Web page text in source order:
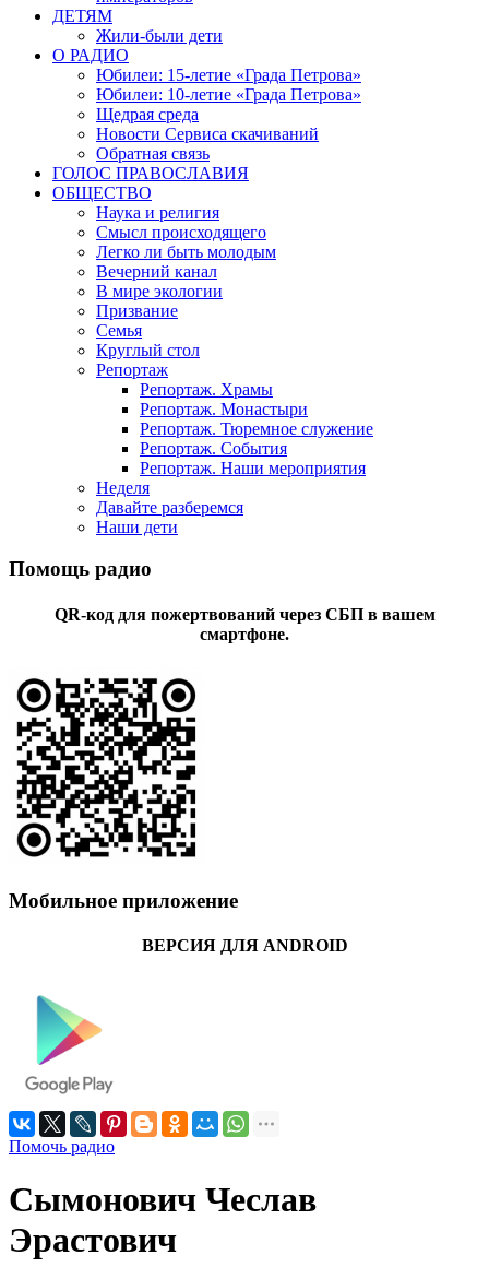
ДЕТЯМ
Жили-были дети
О РАДИО
Юбилеи: 15-летие «Града Петрова»
Юбилеи: 10-летие «Града Петрова»
Щедрая среда
Новости Сервиса скачиваний
Обратная связь
ГОЛОС ПРАВОСЛАВИЯ
ОБЩЕСТВО
Наука и религия
Смысл происходящего
Легко ли быть молодым
Вечерний канал
В мире экологии
Призвание
Семья
Круглый стол
Репортаж
Репортаж. Храмы
Репортаж. Монастыри
Репортаж. Тюремное служение
Репортаж. События
Репортаж. Наши мероприятия
Неделя
Давайте разберемся
Наши дети
Помощь радио
QR-код для пожертвований через СБП в вашем
смартфоне.
Мобильное приложение
ВЕРСИЯ ДЛЯ ANDROID
Помочь радио
Сымонович Чеслав
Эрастович